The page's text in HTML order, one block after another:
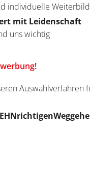
individuelle
mit Leidenschaft
uns wichtig